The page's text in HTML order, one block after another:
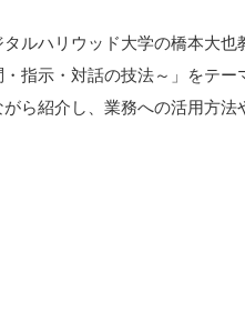
ルハリウッド大学の橋本大
指示・対話の技法～」をテ
ら紹介し、業務への活用方法